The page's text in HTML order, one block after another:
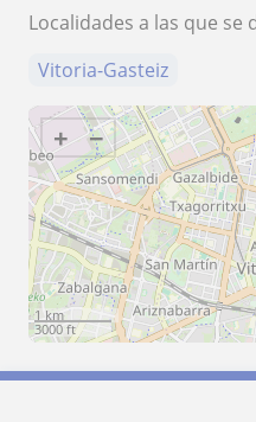
Localidades a las que se
Vitoria-Gasteiz
+ −
1 km
3000 ft